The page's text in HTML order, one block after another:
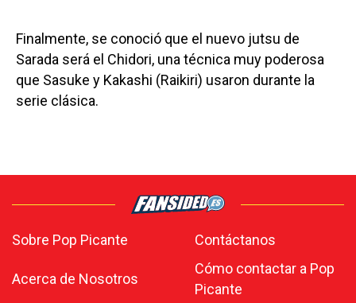
Finalmente, se conoció que el nuevo jutsu de
Sarada será el Chidori, una técnica muy poderosa
que Sasuke y Kakashi (Raikiri) usaron durante la
serie clásica.
Sobre Pop Picante Contáctanos
Acerca de Nosotros
Cómo contactar a Pop
Picante